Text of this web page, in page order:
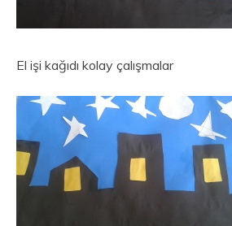
El işi kağıdı kolay çalışmalar